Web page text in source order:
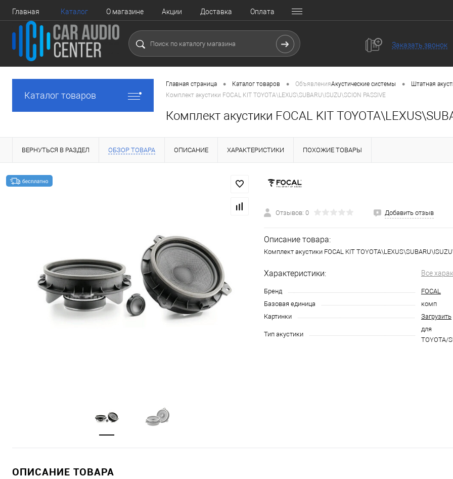
Главная Каталог О магазине Акции Доставка Оплата
Заказать звонок
Каталог товаров
Главная страница • Каталог товаров • ОбъявленияАкустические системы • Штатная
Комплект акустики FOCAL KIT TOYOTA\LEXUS\SUBARU\ISUZU\SCION PASSIVE
Комплект акустики FOCAL KIT
ВЕРНУТЬСЯ В РАЗДЕЛ ОБЗОР ТОВАРА ОПИСАНИЕ ХАРАКТЕРИСТИКИ ПОХОЖИЕ ТОВАРЫ
Отзывов: 0 Добавить отзыв
Описание товара:
Комплект акустики FOCAL KIT
Характеристики: Все
Бренд
FOCAL
Базовая единица
комп
Картинки
Загрузить
Тип акустики
для
TOYOTA/
ОПИСАНИЕ ТОВАРА